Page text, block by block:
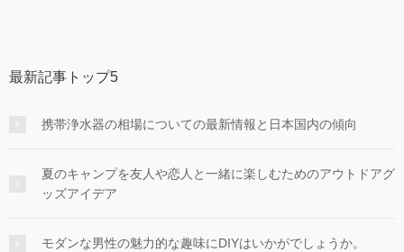
最新記事トップ5
携帯浄水器の相場についての最新情報と日本国内の傾向
夏のキャンプを友人や恋人と一緒に楽しむためのアウトドアグ
ッズアイデア
モダンな男性の魅力的な趣味にDIYはいかがでしょうか。